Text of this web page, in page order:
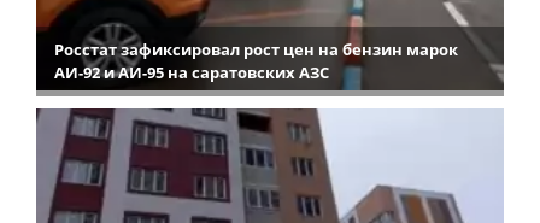
Росстат зафиксировал рост цен на бензин марок
АИ-92 и АИ-95 на саратовских АЗС